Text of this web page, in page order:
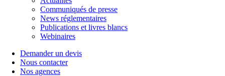
Communiqués de presse
News réglementaires
Publications et livres blancs
Webinaires
Demander un devis
Nous contacter
Nos agences